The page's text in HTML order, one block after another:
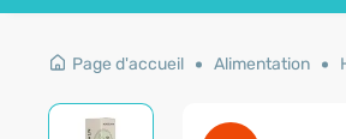
Page d'accueil Alimentation